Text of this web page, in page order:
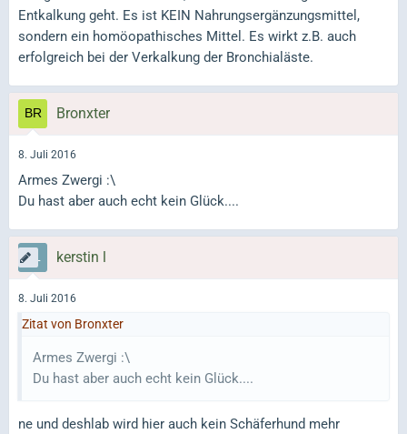
Entkalkung geht. Es ist KEIN Nahrungsergänzungsmittel,
sondern ein homöopathisches Mittel. Es wirkt z.B. auch
erfolgreich bei der Verkalkung der Bronchialäste.
Bronxter
8. Juli 2016
Armes Zwergi :\
Du hast aber auch echt kein Glück....
kerstin l
8. Juli 2016
Zitat von Bronxter
Armes Zwergi :\
Du hast aber auch echt kein Glück....
ne und deshlab wird hier auch kein Schäferhund mehr